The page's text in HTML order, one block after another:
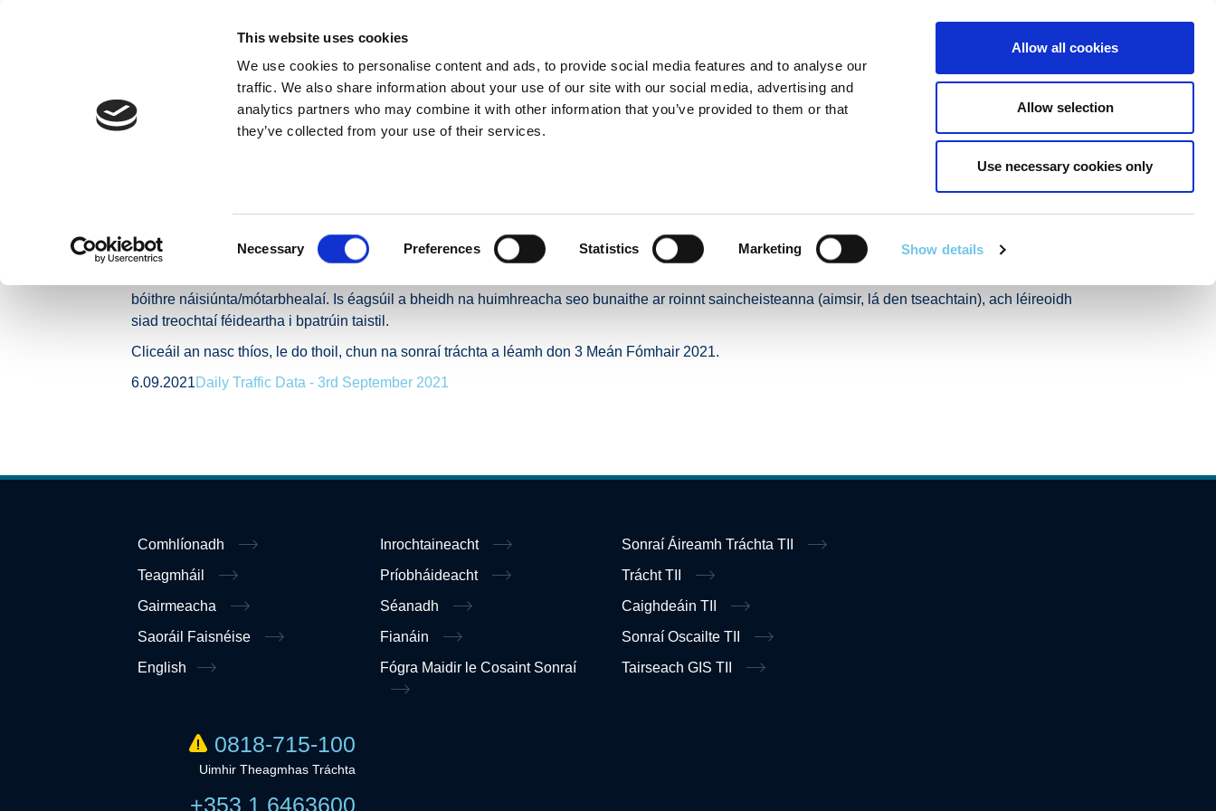
This website uses cookies
We use cookies to personalise content and ads, to provide social media features and to analyse our
traffic. We also share information about your use of our site with our social media, advertising and
analytics partners who may combine it with other information that you’ve provided to them or that
they’ve collected from your use of their services.
Necessary Preferences Statistics Marketing Show details
Allow all cookies
Allow selection
Use necessary cookies only
Linkedin
Twitter
MAIDIR LINNE NUACHT BÓITHRE & DOLA TAISTEAL GNÍOMHACH IOMPAR POIBLÍ SEIRBHÍSÍ EILE
Baile Preaseisiúintí Leibhéil Trácht Gluaisteán Laethúla ar fud Ghréasán Bóithre Náisiúnta BIÉ - an 3 Meán Fómhair 2021
Leibhéil Trácht Gluaisteán Laethúla ar fud Ghréasán
Bóithre Náisiúnta BIÉ - an 3 Meán Fómhair 2021
bóithre náisiúnta/mótarbhealaí. Is éagsúil a bheidh na huimhreacha seo bunaithe ar roinnt saincheisteanna (aimsir, lá den tseachtain), ach léireoidh
siad treochtaí féideartha i bpatrúin taistil.
Cliceáil an nasc thíos, le do thoil, chun na sonraí tráchta a léamh don 3 Meán Fómhair 2021.
6.09.2021Daily Traffic Data - 3rd September 2021
Comhlíonadh
Teagmháil
Gairmeacha
Saoráil Faisnéise
English
Inrochtaineacht
Príobháideacht
Séanadh
Fianáin
Fógra Maidir le Cosaint Sonraí
Sonraí Áireamh Tráchta TII
Trácht TII
Caighdeáin TII
Sonraí Oscailte TII
Tairseach GIS TII
0818-715-100
Uimhir Theagmhas Tráchta
+353 1 6463600